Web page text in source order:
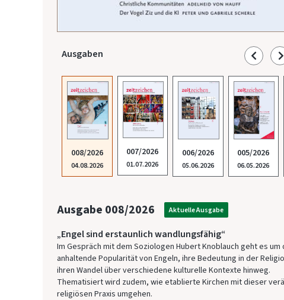
Ausgaben
008/2026
04.08.2026
007/2026
01.07.2026
006/2026
05.06.2026
005/2026
06.05.2026
Ausgabe 008/2026 Aktuelle Ausgabe
„Engel sind erstaunlich wandlungsfähig“
Im Gespräch mit dem Soziologen Hubert Knoblauch geht es um
anhaltende Popularität von Engeln, ihre Bedeutung in der
ihren Wandel über verschiedene kulturelle Kontexte hinweg.
Thematisiert wird zudem, wie etablierte Kirchen mit dieser
religiösen Praxis umgehen.